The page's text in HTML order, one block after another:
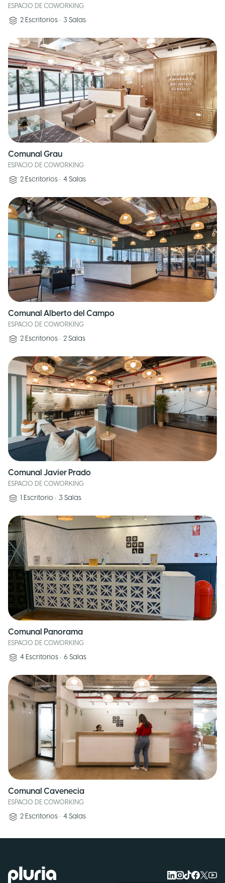
ESPACIO DE COWORKING
2 Escritorios • 3 Salas
Comunal Grau
ESPACIO DE COWORKING
2 Escritorios • 4 Salas
Comunal Alberto del Campo
ESPACIO DE COWORKING
2 Escritorios • 2 Salas
Comunal Javier Prado
ESPACIO DE COWORKING
1 Escritorio • 3 Salas
Comunal Panorama
ESPACIO DE COWORKING
4 Escritorios • 6 Salas
Comunal Cavenecia
ESPACIO DE COWORKING
2 Escritorios • 4 Salas
Logo Pluria